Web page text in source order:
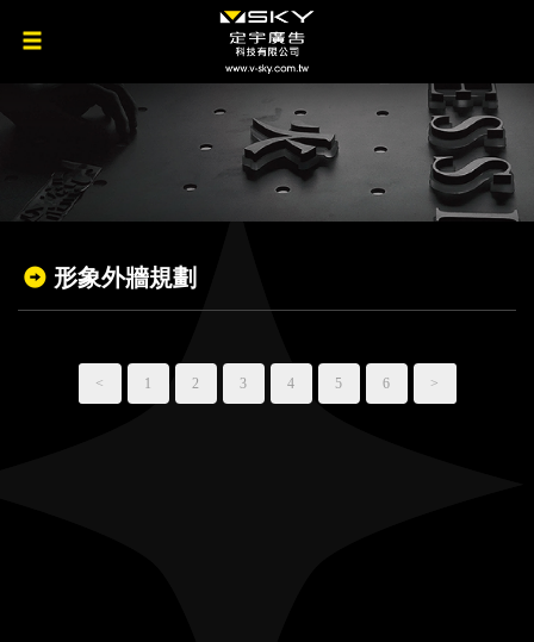
形象外牆規劃
< 1 2 3 4 5 6 >